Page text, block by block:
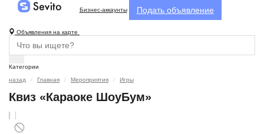
Бизнес-аккаунты Подать объявление
Объявления на карте
Категории
назад
Главная Мероприятия Игры
Квиз «Караоке ШоуБум»